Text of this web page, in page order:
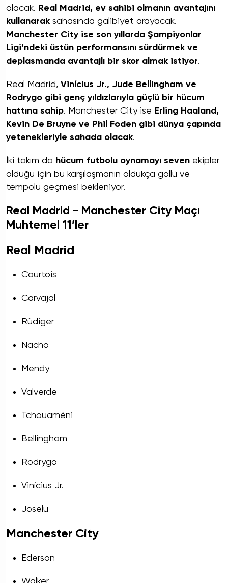
olacak. Real Madrid, ev sahibi olmanın avantajını
kullanarak sahasında galibiyet arayacak.
Manchester City ise son yıllarda Şampiyonlar
Ligi’ndeki üstün performansını sürdürmek ve
deplasmanda avantajlı bir skor almak istiyor.
Real Madrid, Vinícius Jr., Jude Bellingham ve
Rodrygo gibi genç yıldızlarıyla güçlü bir hücum
hattına sahip. Manchester City ise Erling Haaland,
Kevin De Bruyne ve Phil Foden gibi dünya çapında
yetenekleriyle sahada olacak.
İki takım da hücum futbolu oynamayı seven ekipler
olduğu için bu karşılaşmanın oldukça gollü ve
tempolu geçmesi bekleniyor.
Real Madrid - Manchester City Maçı
Muhtemel 11’ler
Real Madrid
Courtois
Carvajal
Rüdiger
Nacho
Mendy
Valverde
Tchouaméni
Bellingham
Rodrygo
Vinícius Jr.
Joselu
Manchester City
Ederson